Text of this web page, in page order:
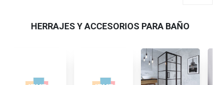
HERRAJES Y ACCESORIOS PARA BAÑO